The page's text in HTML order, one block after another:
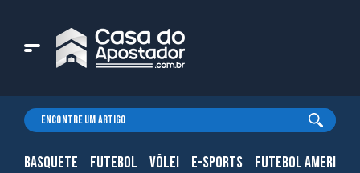
BASQUETE FUTEBOL VÔLEI E-SPORTS FUTEBOL